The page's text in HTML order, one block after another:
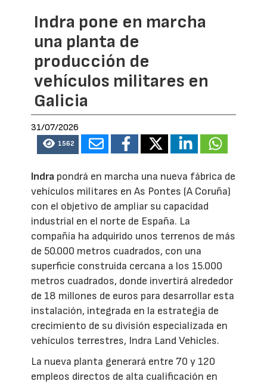
Indra pone en marcha
una planta de
producción de
vehículos militares en
Galicia
31/07/2026
1562
Indra pondrá en marcha una nueva fábrica de
vehículos militares en As Pontes (A Coruña)
con el objetivo de ampliar su capacidad
industrial en el norte de España. La
compañía ha adquirido unos terrenos de más
de 50.000 metros cuadrados, con una
superficie construida cercana a los 15.000
metros cuadrados, donde invertirá alrededor
de 18 millones de euros para desarrollar esta
instalación, integrada en la estrategia de
crecimiento de su división especializada en
vehículos terrestres, Indra Land Vehicles.
La nueva planta generará entre 70 y 120
empleos directos de alta cualificación en